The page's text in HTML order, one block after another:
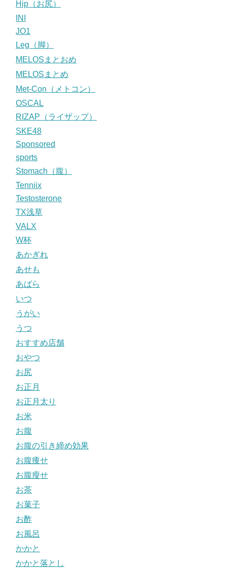
Hip（お尻）
INI
JO1
Leg（脚）
MELOSまとおめ
MELOSまとめ
Met-Con（メトコン）
OSCAL
RIZAP（ライザップ）
SKE48
Sponsored
sports
Stomach（腹）
Tenniix
Testosterone
TX浅草
VALX
W杯
あかぎれ
あせも
あばら
いつ
うがい
うつ
おすすめ店舗
おやつ
お尻
お正月
お正月太り
お米
お腹
お腹の引き締め効果
お腹痩せ
お腹瘦せ
お茶
お菓子
お酢
お風呂
かかと
かかと落とし